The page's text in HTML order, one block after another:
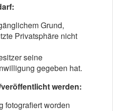
Grund,
Privatsphäre nicht
seine
gegeben hat.
werden:
fotografiert worden